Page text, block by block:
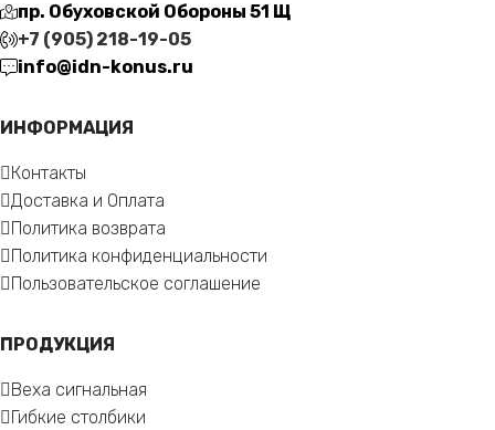
пр. Обуховской Обороны 51 Щ
+7 (905) 218-19-05
info@idn-konus.ru
ИНФОРМАЦИЯ
Контакты
Доставка и Оплата
Политика возврата
Политика конфиденциальности
Пользовательское соглашение
ПРОДУКЦИЯ
Веха сигнальная
Гибкие столбики